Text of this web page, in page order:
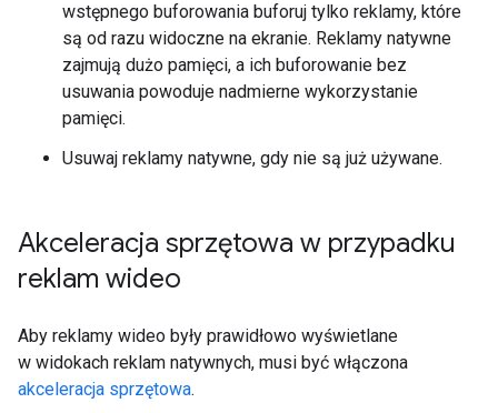
wstępnego buforowania buforuj tylko reklamy, które
są od razu widoczne na ekranie. Reklamy natywne
zajmują dużo pamięci, a ich buforowanie bez
usuwania powoduje nadmierne wykorzystanie
pamięci.
Usuwaj reklamy natywne, gdy nie są już używane.
Akceleracja sprzętowa w przypadku
reklam wideo
Aby reklamy wideo były prawidłowo wyświetlane
w widokach reklam natywnych, musi być włączona
akceleracja sprzętowa.